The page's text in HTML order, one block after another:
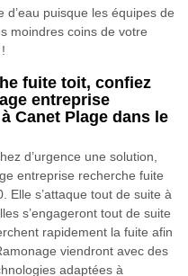
puisque les équipes de
moindres coins de votre
fuite toit, confiez
entreprise
Canet Plage dans le
d’urgence une solution,
entreprise recherche fuite
Elle s’attaque tout de suite à
s’engageront tout de suite
rapidement la fuite afin
viendront avec des
adaptées à